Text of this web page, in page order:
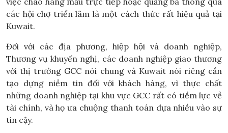
các hội chợ triển lãm là một cách thức rất hiệu quả tại
Kuwait.
Đối với các địa phương, hiệp hội và doanh nghiệp,
Thương vụ khuyến nghị, các doanh nghiệp giao thương
với thị trường GCC nói chung và Kuwait nói riêng cần
tạo dựng niềm tin đối với khách hàng, vì thực chất
những doanh nghiệp tại khu vực GCC rất có tiềm lực về
tài chính, và họ ưa chuộng thanh toán dựa nhiều vào sự
tin cậy.